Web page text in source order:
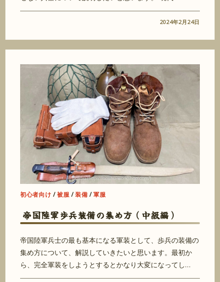
2024年2月24日
初心者向け /被服 /装備 /軍服
帝国陸軍歩兵装備の集め方（中級編）
帝国陸軍兵士の最も基本になる軍装として、歩兵の装備の
集め方について、解説していきたいと思います。最初か
ら、完全軍装をしようとするとかなり大変になってし…